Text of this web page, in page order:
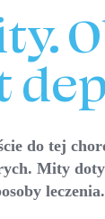
do tej
Mity
leczenia.